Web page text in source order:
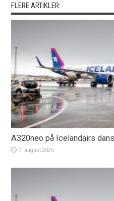
FLERE ARTIKLER:
A320neo på Icelandairs
7. august 2026